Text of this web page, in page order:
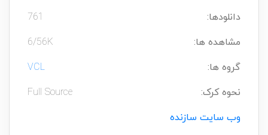
دانلودها:
761
مشاهده ها:
6/56K
گروه ها:
VCL
نحوه کرک:
Full Source
وب سایت سازنده